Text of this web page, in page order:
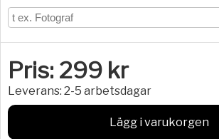
Pris: 299 kr
Leverans: 2-5 arbetsdagar
Lägg i varukorgen